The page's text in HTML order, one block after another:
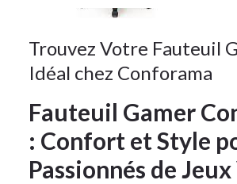
Trouvez Votre Fauteuil
Idéal chez Conforama
Fauteuil Gamer
: Confort et Style
Passionnés de